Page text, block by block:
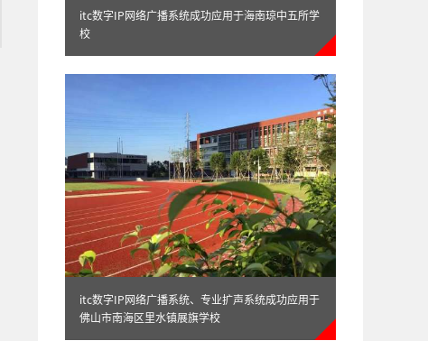
itc数字IP网络广播系统成功应用于海南琼中五所学
校
itc数字IP网络广播系统、专业扩声系统成功应用于
佛山市南海区里水镇展旗学校